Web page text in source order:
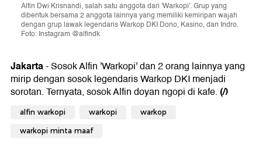
Alfin Dwi Krisnandi, salah satu anggota dari 'Warkopi'. Grup yang
dibentuk bersama 2 anggota lainnya yang memiliki kemiripan wajah
dengan grup lawak legendaris Warkop DKI Dono, Kasino, dan Indro.
Foto: Instagram @alfindk
Jakarta- Sosok Alfin 'Warkopi' dan 2 orang lainnya yang
mirip dengan sosok legendaris Warkop DKI menjadi
sorotan. Ternyata, sosok Alfin doyan ngopi di kafe.(/)
alfin warkopi warkopi warkop
warkopi minta maaf